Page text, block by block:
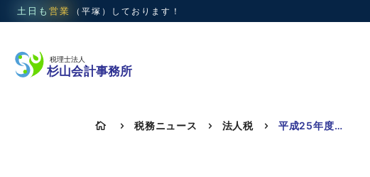
土日も 営業 （平塚） しております！
 5 税務ニュース 5 法人税 5 平成25年度税制改正大綱 法人課税編